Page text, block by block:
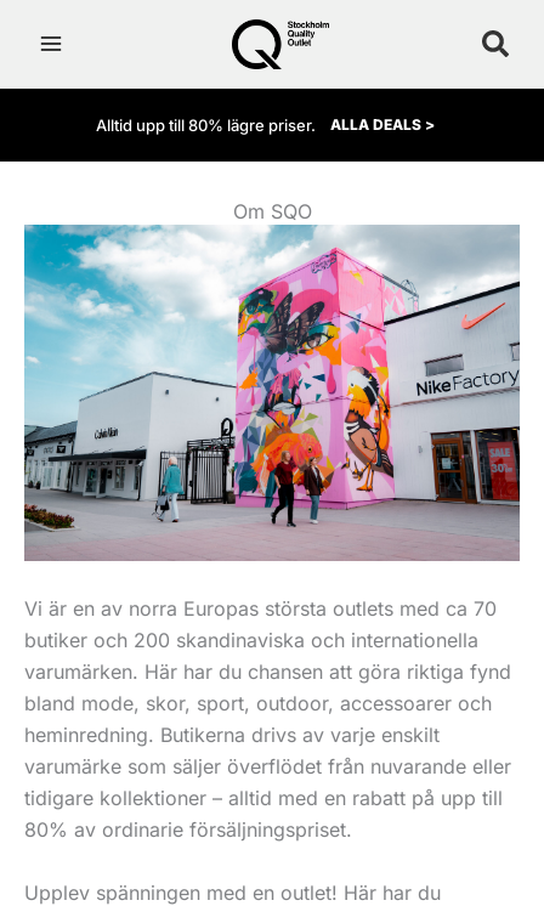
Alltid upp till 80% lägre priser. ALLA DEALS >
Om SQO
Vi är en av norra Europas största outlets med ca 70
butiker och 200 skandinaviska och internationella
varumärken. Här har du chansen att göra riktiga fynd
bland mode, skor, sport, outdoor, accessoarer och
heminredning. Butikerna drivs av varje enskilt
varumärke som säljer överflödet från nuvarande eller
tidigare kollektioner – alltid med en rabatt på upp till
80% av ordinarie försäljningspriset.
Upplev spänningen med en outlet! Här har du